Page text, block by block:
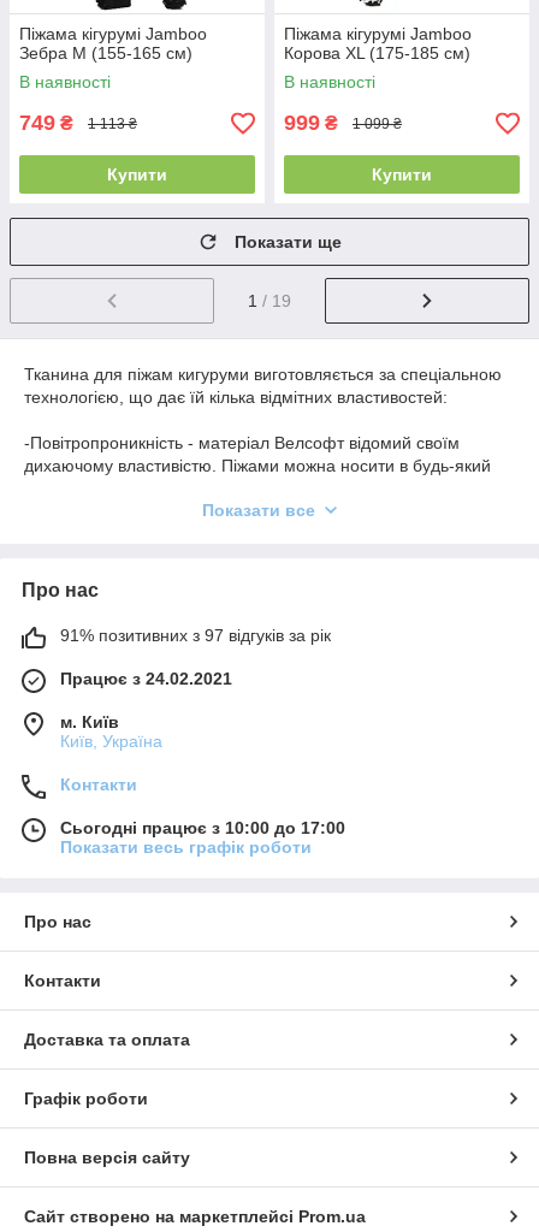
Піжама кігурумі Jamboo
Зебра M (155-165 см)
В наявності
749 ₴ 1 113 ₴
Купити
Піжама кігурумі Jamboo
Корова XL (175-185 см)
В наявності
999 ₴ 1 099 ₴
Купити
Показати ще
1 / 19
Тканина для піжам кигуруми виготовляється за спеціальною
технологією, що дає їй кілька відмітних властивостей:
-Повітропроникність - матеріал Велсофт відомий своїм
дихаючому властивістю. Піжами можна носити в будь-який
-Міцність - при тривалій шкарпетці не втрачають свій
-Теплоємність - завдяки довгим ворсом, матеріал дозволяє
утримувати та зберігати температуру людського тіла.
Показати все
Про нас
91% позитивних з 97 відгуків за рік
Працює з 24.02.2021
м. Київ
Київ, Україна
Контакти
Сьогодні працює з 10:00 до 17:00
Показати весь графік роботи
Про нас
Контакти
Доставка та оплата
Графік роботи
Повна версія сайту
Сайт створено на маркетплейсі Prom.ua